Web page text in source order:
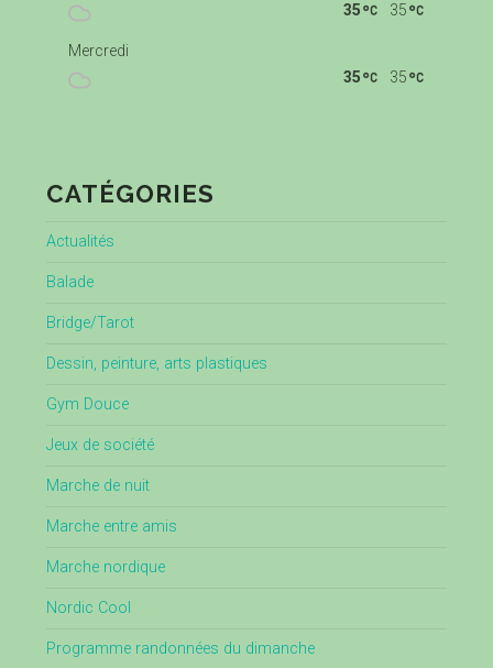
35
35
Mercredi
35
35
CATÉGORIES
Actualités
Balade
Bridge/Tarot
Dessin, peinture, arts plastiques
Gym Douce
Jeux de société
Marche de nuit
Marche entre amis
Marche nordique
Nordic Cool
Programme randonnées du dimanche